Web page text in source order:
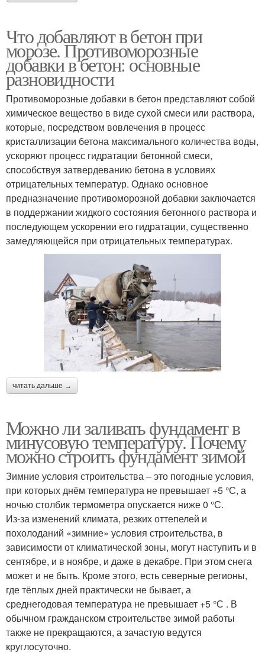
Что добавляют в бетон при
морозе. Противоморозные
добавки в бетон: основные
разновидности
Противоморозные добавки в бетон представляют собой
химическое вещество в виде сухой смеси или раствора,
которые, посредством вовлечения в процесс
кристаллизации бетона максимального количества воды,
ускоряют процесс гидратации бетонной смеси,
способствуя затвердеванию бетона в условиях
отрицательных температур. Однако основное
предназначение противоморозной добавки заключается
в поддержании жидкого состояния бетонного раствора и
последующем ускорении его гидратации, существенно
замедляющейся при отрицательных температурах.
читать дальше →
Можно ли заливать фундамент в
минусовую температуру. Почему
можно строить фундамент зимой
Зимние условия строительства – это погодные условия,
при которых днём температура не превышает +5 °С, а
ночью столбик термометра опускается ниже 0 °С.
Из-за изменений климата, резких оттепелей и
похолоданий «зимние» условия строительства, в
зависимости от климатической зоны, могут наступить и в
сентябре, и в ноябре, и даже в декабре. При этом снега
может и не быть. Кроме этого, есть северные регионы,
где тёплых дней практически не бывает, а
среднегодовая температура не превышает +5 °С . В
обычном гражданском строительстве зимой работы
также не прекращаются, а зачастую ведутся
круглосуточно.